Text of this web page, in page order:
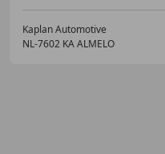
Kaplan Automotive
NL-7602 KA ALMELO